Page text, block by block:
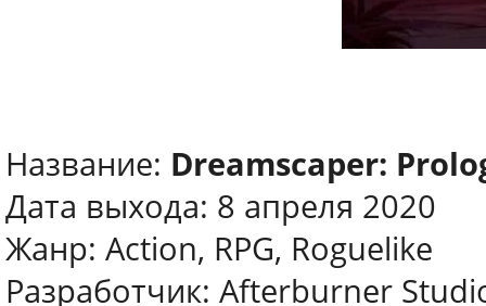
Название: Dreamscaper:
Дата выхода: 8 апреля 2020
Жанр: Action, RPG, Roguelike
Разработчик: Afterburner